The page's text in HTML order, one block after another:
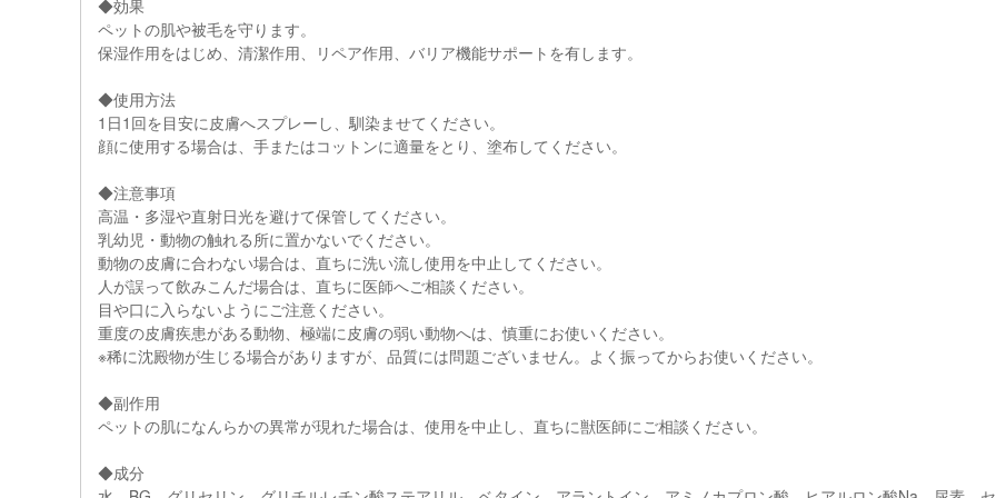
◆効果
ペットの肌や被毛を守ります。
保湿作用をはじめ、清潔作用、リペア作用、バリア機能サポートを有します。
◆使用方法
1日1回を目安に皮膚へスプレーし、馴染ませてください。
顔に使用する場合は、手またはコットンに適量をとり、塗布してください。
◆注意事項
高温・多湿や直射日光を避けて保管してください。
乳幼児・動物の触れる所に置かないでください。
動物の皮膚に合わない場合は、直ちに洗い流し使用を中止してください。
人が誤って飲みこんだ場合は、直ちに医師へご相談ください。
目や口に入らないようにご注意ください。
重度の皮膚疾患がある動物、極端に皮膚の弱い動物へは、慎重にお使いください。
※稀に沈殿物が生じる場合がありますが、品質には問題ございません。よく振ってからお使いください。
◆副作用
ペットの肌になんらかの異常が現れた場合は、使用を中止し、直ちに獣医師にご相談ください。
◆成分